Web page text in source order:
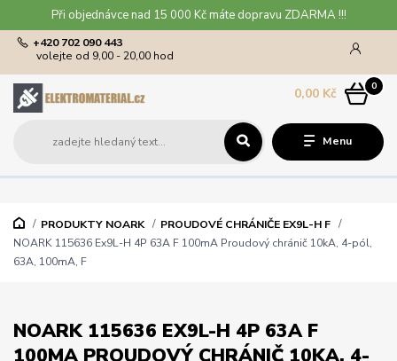
Při objednávce nad 15 000 Kč máte dopravu ZDARMA !!!
Menu
+420 702 090 443
volejte od 9,00 - 20,00 hod
0
0,00 Kč
PRODUKTY NOARK
PROUDOVÉ CHRÁNIČE EX9L-H F
NOARK 115636 Ex9L-H 4P 63A F 100mA Proudový chránič 10kA, 4-pól,
63A, 100mA, F
NOARK 115636 EX9L-H 4P 63A F
100MA PROUDOVÝ CHRÁNIČ 10KA, 4-